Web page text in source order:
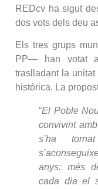
REDcv ha sigut
dos vots dels deu
Els tres grups
PP— han votat a
traslladant la
històrica. La
“El Poble
convivint
s’ha
anys: més
cada dia el